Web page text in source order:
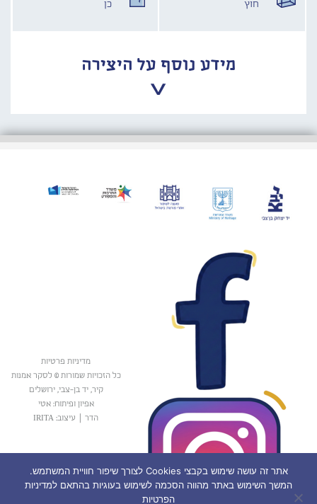
חוץ
כן
מידע נוסף על היצירה
מדיניות פרטיות
כל הזכויות שמורות © לסקר אמנות
קיר, יד בן-צבי, ירושלים
אפיון ופיתוח: אטי
הדר
עיצוב: IRITA
אתר זה עושה שימוש בקבצי Cookies לצורך שיפור חוויית המשתמש.
המשך השימוש באתר מהווה הסכמה לשימוש בעוגיות בהתאם למדיניות
הפרטיות